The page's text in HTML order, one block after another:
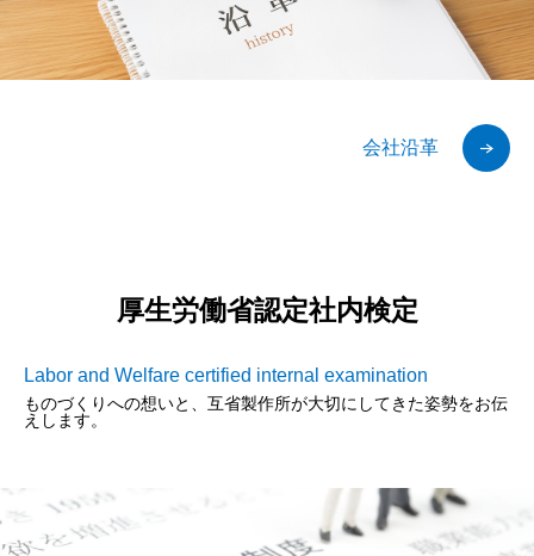
会社沿革
厚生労働省認定社内検定
Labor and Welfare certified internal examination
ものづくりへの想いと、互省製作所が大切にしてきた姿勢をお伝
えします。